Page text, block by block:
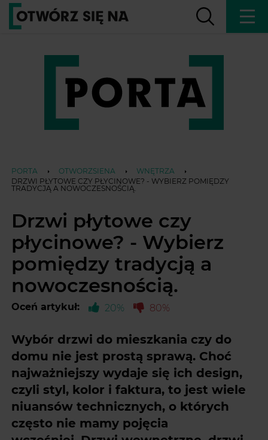
PORTA OTWORZSIENA
WNĘTRZA
DRZWI PŁYTOWE CZY PŁYCINOWE? - WYBIERZ POMIĘDZY
TRADYCJĄ A NOWOCZESNOŚCIĄ.
Drzwi płytowe czy
płycinowe? - Wybierz
pomiędzy tradycją a
nowoczesnością.
Oceń artykuł: 20% 80%
Wybór drzwi do mieszkania czy do
domu nie jest prostą sprawą. Choć
najważniejszy wydaje się ich design,
czyli styl, kolor i faktura, to jest wiele
niuansów technicznych, o których
często nie mamy pojęcia